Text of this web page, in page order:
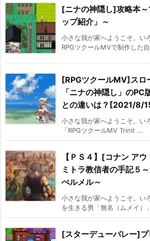
[ニナの神隠し]攻略本
ップ紹介」～
小さな我が家へようこそ。い
RPGツクールMVで制作した
[RPGツクールMV]スロ
「ニナの神隠し」のPC
との違いは？[2021/8/
小さな我が家へようこそ。い
「RPGツクールMV Trinit ...
【ＰＳ４】[コナン ア
ミトラ教信者の手記５
ぺルメル～
小さな我が家へようこそ。い
を生きる男「無名（ムメイ）
[スターデューバレー]